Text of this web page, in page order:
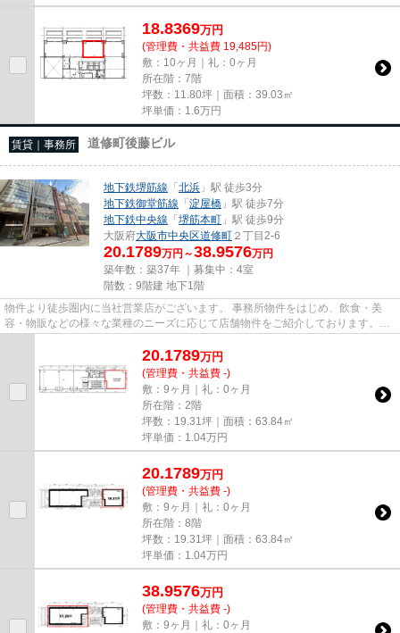
18.8369万円
(管理費・共益費 19,485円)
敷：10ヶ月｜礼：0ヶ月
所在階：7階
坪数：11.80坪｜面積：39.03㎡
坪単価： 1.6万円
賃貸｜事務所 道修町後藤ビル
地下鉄堺筋線 「北浜 」駅 徒歩3分
地下鉄御堂筋線 「淀屋橋 」駅 徒歩7分
地下鉄中央線 「堺筋本町 」駅 徒歩9分
大阪府大阪市中央区道修町 ２丁目2-6
20.1789万円～38.9576万円
築年数：築37年 ｜募集中： 4室
階数：9階建 地下1階
物件より徒歩圏内に当社営業店がございます。 事務所物件をはじめ、飲食・美
容・物販などの様々な業種のニーズに応じて店舗物件をご紹介しております。
尚、弊社ではおとり広告は一切...
20.1789万円
(管理費・共益費 -)
敷：9ヶ月｜礼：0ヶ月
所在階：2階
坪数：19.31坪｜面積：63.84㎡
坪単価： 1.04万円
20.1789万円
(管理費・共益費 -)
敷：9ヶ月｜礼：0ヶ月
所在階：8階
坪数：19.31坪｜面積：63.84㎡
坪単価： 1.04万円
38.9576万円
(管理費・共益費 -)
敷：9ヶ月｜礼：0ヶ月